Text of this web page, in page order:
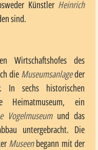
Künstler Heinrich
sind.
Wirtschaftshofes des
die Museumsanlageder
. In sechs historischen
Heimatmuseum, ein
Vogelmuseumund das
untergebracht. Die
Museenbegann mit der